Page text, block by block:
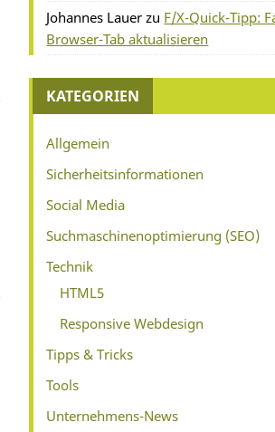
Johannes Lauer zu F/X-Quick-Tipp:
Browser-Tab aktualisieren
KATEGORIEN
Allgemein
Sicherheitsinformationen
Social Media
Suchmaschinenoptimierung (SEO)
Technik
HTML5
Responsive Webdesign
Tipps & Tricks
Tools
Unternehmens-News